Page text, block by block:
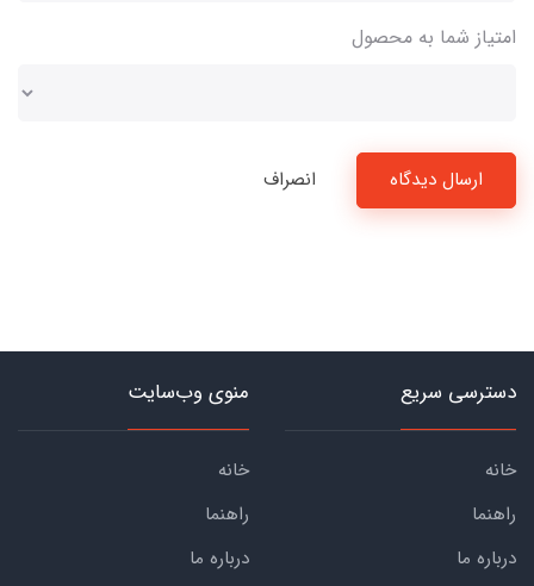
امتیاز شما به محصول
ارسال دیدگاه انصراف
دسترسی سریع
خانه
راهنما
درباره ما
منوی وب‌سایت
خانه
راهنما
درباره ما